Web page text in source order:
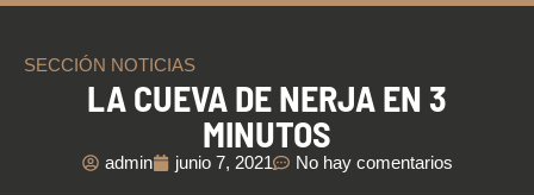
SECCIÓN NOTICIAS
LA CUEVA DE NERJA EN 3
MINUTOS
admin junio 7, 2021 No hay comentarios